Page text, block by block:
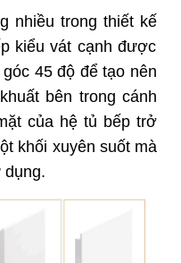
nhiều trong thiết kế
kiểu vát cạnh được
45 độ để tạo nên
bên trong cánh
của hệ tủ bếp trở
khối xuyên suốt mà
dụng.